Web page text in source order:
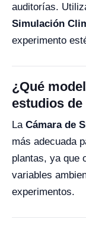
auditorías.
Simulación
experimento
¿Qué
estudios
La Cámara de
más adecuada
plantas, ya que
variables
experimentos.